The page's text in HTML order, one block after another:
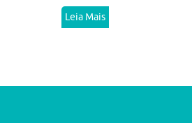
Leia Mais